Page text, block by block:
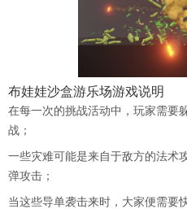
布娃娃沙盒游乐场游戏说明
在每一次的挑战活动中，玩家需要
战；
一些灾难可能是来自于敌方的法术
弹攻击；
当这些导单袭击来时，大家便需要